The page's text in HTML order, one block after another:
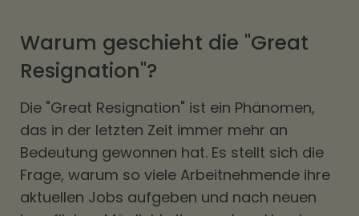
Warum geschieht die "Great
Resignation"?
Die "Great Resignation" ist ein Phänomen,
das in der letzten Zeit immer mehr an
Bedeutung gewonnen hat. Es stellt sich die
Frage, warum so viele Arbeitnehmende ihre
aktuellen Jobs aufgeben und nach neuen